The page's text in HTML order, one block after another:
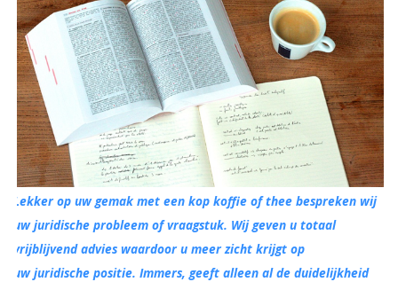
Lekker op uw gemak met een kop koffie of thee bespreken wij
uw juridische probleem of vraagstuk. Wij geven u totaal
vrijblijvend advies waardoor u meer zicht krijgt op
uw juridische positie. Immers, geeft alleen al de duidelijkheid